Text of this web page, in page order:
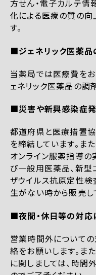
方せん・電子カルテ情
化による医療の質の
す。
■ジェネリック医薬品
当薬局では医療費を
ェネリック医薬品の調
■災害や新興感染症
都道府県と医療措置
を締結しています。ま
オンライン服薬指導
び一般用医薬品、新型
ザウイルス抗原定性
生がない時から販売し
■夜間・休日等の対応
営業時間外について
絡をお願いします。ま
に関しましては、時間